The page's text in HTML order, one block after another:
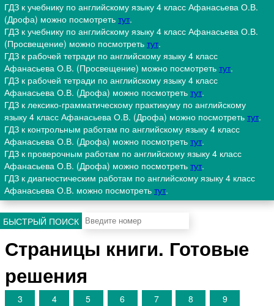
ГДЗ к учебнику по английскому языку 4 класс Афанасьева О.В.
(Дрофа) можно посмотреть тут.
ГДЗ к учебнику по английскому языку 4 класс Афанасьева О.В.
(Просвещение) можно посмотреть тут.
ГДЗ к рабочей тетради по английскому языку 4 класс
Афанасьева О.В. (Просвещение) можно посмотреть тут.
ГДЗ к рабочей тетради по английскому языку 4 класс
Афанасьева О.В. (Дрофа) можно посмотреть тут.
ГДЗ к лексико-грамматическому практикуму по английскому
языку 4 класс Афанасьева О.В. (Дрофа) можно посмотреть тут.
ГДЗ к контрольным работам по английскому языку 4 класс
Афанасьева О.В. (Дрофа) можно посмотреть тут.
ГДЗ к проверочным работам по английскому языку 4 класс
Афанасьева О.В. (Дрофа) можно посмотреть тут.
ГДЗ к диагностическим работам по английскому языку 4 класс
Афанасьева О.В. можно посмотреть тут.
БЫСТРЫЙ ПОИСК
Страницы книги. Готовые
решения
3 4 5 6 7 8 9